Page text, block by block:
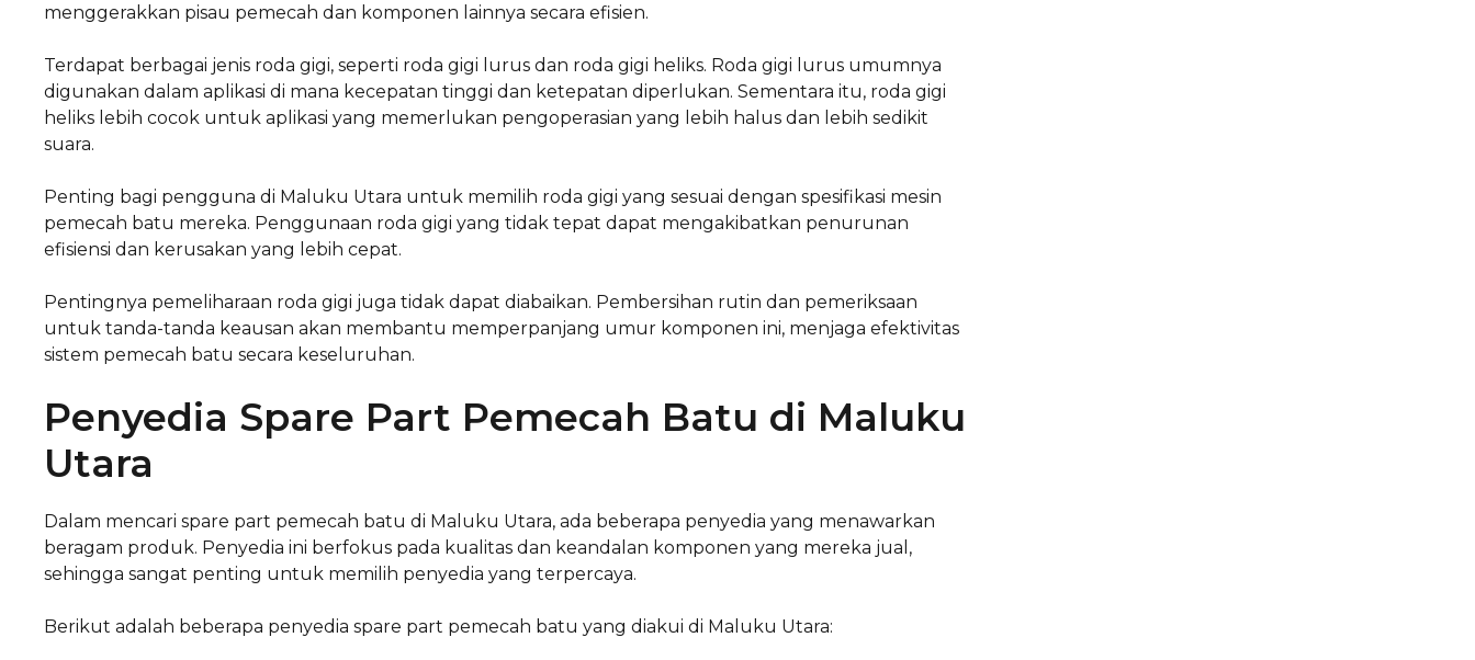
menggerakkan pisau pemecah dan komponen lainnya secara efisien.
Terdapat berbagai jenis roda gigi, seperti roda gigi lurus dan roda gigi heliks. Roda gigi lurus umumnya
digunakan dalam aplikasi di mana kecepatan tinggi dan ketepatan diperlukan. Sementara itu, roda gigi
heliks lebih cocok untuk aplikasi yang memerlukan pengoperasian yang lebih halus dan lebih sedikit
suara.
Penting bagi pengguna di Maluku Utara untuk memilih roda gigi yang sesuai dengan spesifikasi mesin
pemecah batu mereka. Penggunaan roda gigi yang tidak tepat dapat mengakibatkan penurunan
efisiensi dan kerusakan yang lebih cepat.
Pentingnya pemeliharaan roda gigi juga tidak dapat diabaikan. Pembersihan rutin dan pemeriksaan
untuk tanda-tanda keausan akan membantu memperpanjang umur komponen ini, menjaga efektivitas
sistem pemecah batu secara keseluruhan.
Penyedia Spare Part Pemecah Batu di Maluku
Utara
Dalam mencari spare part pemecah batu di Maluku Utara, ada beberapa penyedia yang menawarkan
beragam produk. Penyedia ini berfokus pada kualitas dan keandalan komponen yang mereka jual,
sehingga sangat penting untuk memilih penyedia yang terpercaya.
Berikut adalah beberapa penyedia spare part pemecah batu yang diakui di Maluku Utara: